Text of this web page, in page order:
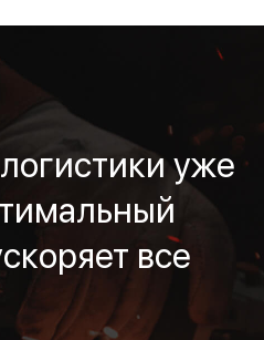
уже
все